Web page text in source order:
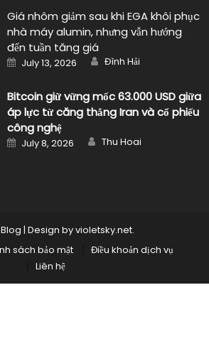
Giá nhôm giảm sau khi EGA khôi phục
nhà máy alumin, nhưng vẫn hướng
đến tuần tăng giá
Posted
on
July 13, 2026 Author
Đình Hải
Bitcoin giữ vững mốc 63.000 USD giữa
áp lực từ căng thẳng Iran và cổ phiếu
công nghệ
Posted
on
July 8, 2026 Author
Thu Hoai
| Design byvioletsky.net.
sách bảo mật
Điều khoản dịch vụ
Liên hệ